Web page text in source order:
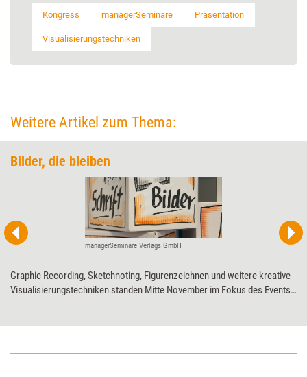
Kongress managerSeminare Präsentation
Visualisierungstechniken
Weitere Artikel zum Thema:
Bilder, die bleiben
managerSeminare Verlags GmbH
Graphic Recording, Sketchnoting, Figurenzeichnen und weitere kreative
Visualisierungstechniken standen Mitte November im Fokus des Events